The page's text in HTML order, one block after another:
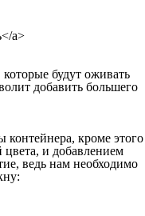
a>
будут оживать
добавить большего
контейнера, кроме этого
и добавлением
ведь нам необходимо